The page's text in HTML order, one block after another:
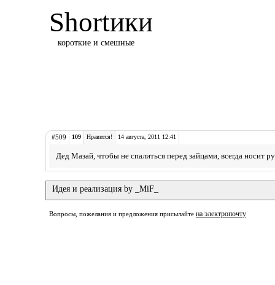
Shortики
короткие и смешные
#509 109 Нравится! 14 августа, 2011 12:41
Дед Мазай, чтобы не спалиться перед зайцами, всегда носит
Идея и реализация by _MiF_
Вопросы, пожелания и предложения присылайте на электропочту